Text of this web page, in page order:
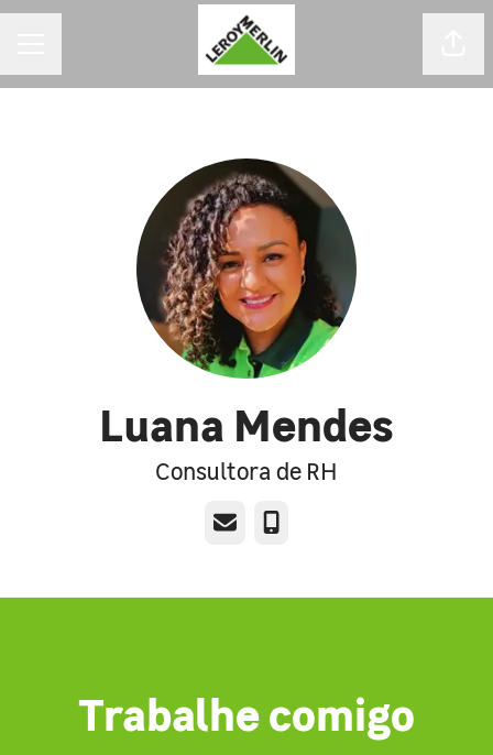
Luana Mendes
Consultora de RH
E-mail Telefone
Trabalhe comigo